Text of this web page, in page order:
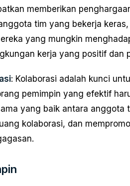
memberikan
tim yang bekerja
yang mungkin
kerja yang positif dan
: Kolaborasi adalah kunci
pemimpin yang efektif
yang baik antara anggota
kolaborasi, dan